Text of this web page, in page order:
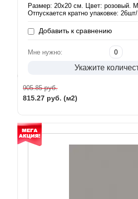
Размер: 20х20 см. Цвет: розовый.
Отпускается кратно упаковке:
Добавить к сравнению
Мне нужно:
Укажите
905.85руб.
815.27 руб. (м2)